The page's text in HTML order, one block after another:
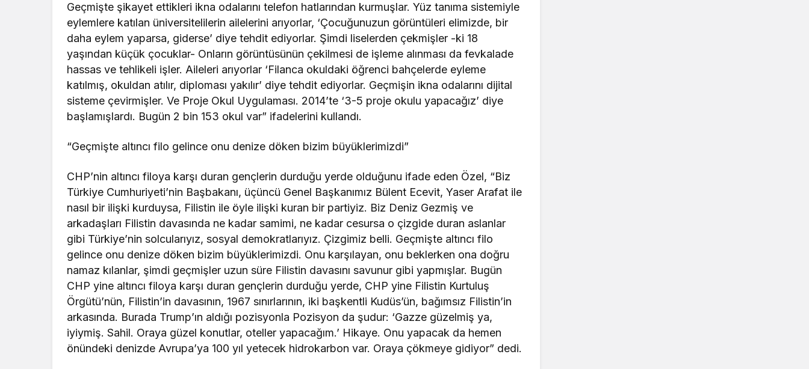
Geçmişte şikayet ettikleri ikna odalarını telefon hatlarından kurmuşlar. Yüz tanıma sistemiyle
eylemlere katılan üniversitelilerin ailelerini arıyorlar, ‘Çocuğunuzun görüntüleri elimizde, bir
daha eylem yaparsa, giderse’ diye tehdit ediyorlar. Şimdi liselerden çekmişler -ki 18
yaşından küçük çocuklar- Onların görüntüsünün çekilmesi de işleme alınması da fevkalade
hassas ve tehlikeli işler. Aileleri arıyorlar ‘Filanca okuldaki öğrenci bahçelerde eyleme
katılmış, okuldan atılır, diploması yakılır’ diye tehdit ediyorlar. Geçmişin ikna odalarını dijital
sisteme çevirmişler. Ve Proje Okul Uygulaması. 2014’te ‘3-5 proje okulu yapacağız’ diye
başlamışlardı. Bugün 2 bin 153 okul var” ifadelerini kullandı.
“Geçmişte altıncı filo gelince onu denize döken bizim büyüklerimizdi”
CHP’nin altıncı filoya karşı duran gençlerin durduğu yerde olduğunu ifade eden Özel, “Biz
Türkiye Cumhuriyeti’nin Başbakanı, üçüncü Genel Başkanımız Bülent Ecevit, Yaser Arafat ile
nasıl bir ilişki kurduysa, Filistin ile öyle ilişki kuran bir partiyiz. Biz Deniz Gezmiş ve
arkadaşları Filistin davasında ne kadar samimi, ne kadar cesursa o çizgide duran aslanlar
gibi Türkiye’nin solcularıyız, sosyal demokratlarıyız. Çizgimiz belli. Geçmişte altıncı filo
gelince onu denize döken bizim büyüklerimizdi. Onu karşılayan, onu beklerken ona doğru
namaz kılanlar, şimdi geçmişler uzun süre Filistin davasını savunur gibi yapmışlar. Bugün
CHP yine altıncı filoya karşı duran gençlerin durduğu yerde, CHP yine Filistin Kurtuluş
Örgütü’nün, Filistin’in davasının, 1967 sınırlarının, iki başkentli Kudüs’ün, bağımsız Filistin’in
arkasında. Burada Trump’ın aldığı pozisyonla Pozisyon da şudur: ‘Gazze güzelmiş ya,
iyiymiş. Sahil. Oraya güzel konutlar, oteller yapacağım.’ Hikaye. Onu yapacak da hemen
önündeki denizde Avrupa’ya 100 yıl yetecek hidrokarbon var. Oraya çökmeye gidiyor” dedi.